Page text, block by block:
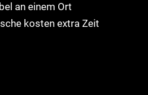
an einem Ort
kosten extra Zeit